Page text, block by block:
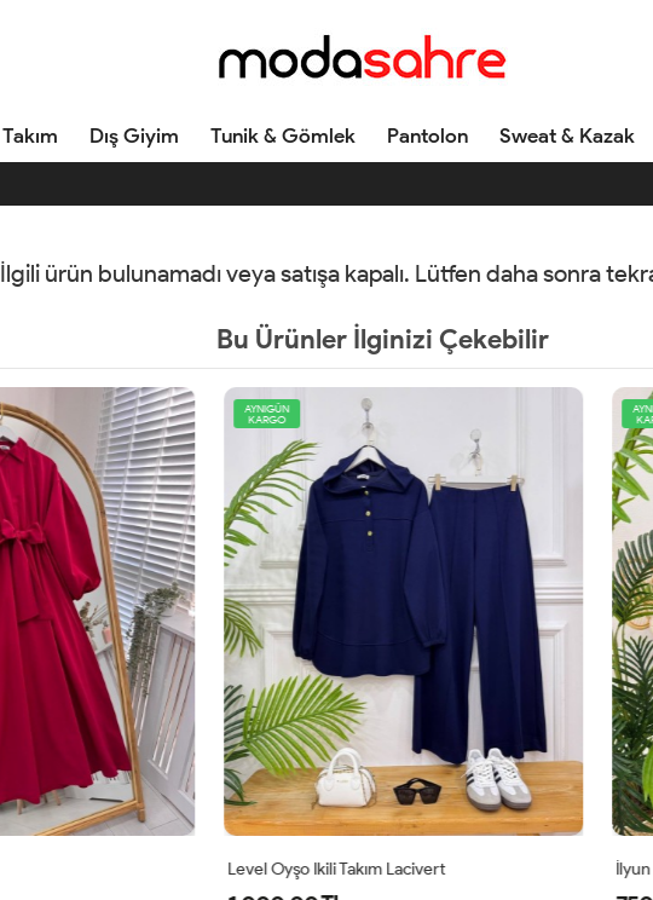
Takım Dış Giyim Tunik & Gömlek Pantolon Sweat & Kazak
İlgili ürün bulunamadı veya satışa kapalı. Lütfen daha sonra
Bu Ürünler İlginizi Çekebilir
AYNIGÜN
KARGO
Level Oyşo Ikili Takım Lacivert İlyun Elbise Kırmızı